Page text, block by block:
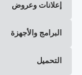
إعلانات وعروض
البرامج والأجهزة
التحميل